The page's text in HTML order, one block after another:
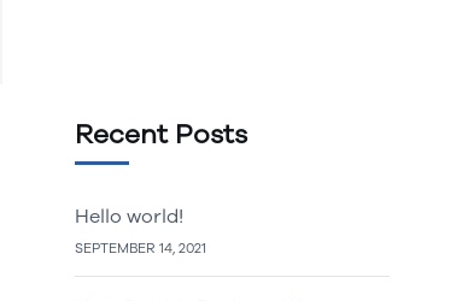
Recent Posts
Hello world!
SEPTEMBER 14, 2021